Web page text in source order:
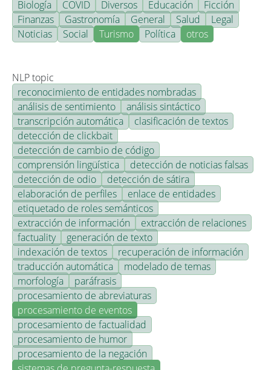
Biología
COVID Diversos Educación
Ficción
Finanzas
Gastronomía General Salud
Legal
Noticias
Social Turismo Política otros
NLP topic
reconocimiento de entidades nombradas
análisis de sentimiento
análisis sintáctico
transcripción automática
clasificación de textos
detección de clickbait
detección de cambio de código
comprensión lingüística
detección de noticias falsas
detección de odio
detección de sátira
elaboración de perfiles
enlace de entidades
etiquetado de roles semánticos
extracción de información
extracción de relaciones
factuality
generación de texto
indexación de textos
recuperación de información
traducción automática
modelado de temas
morfología
paráfrasis
procesamiento de abreviaturas
procesamiento de eventos
procesamiento de factualidad
procesamiento de humor
procesamiento de la negación